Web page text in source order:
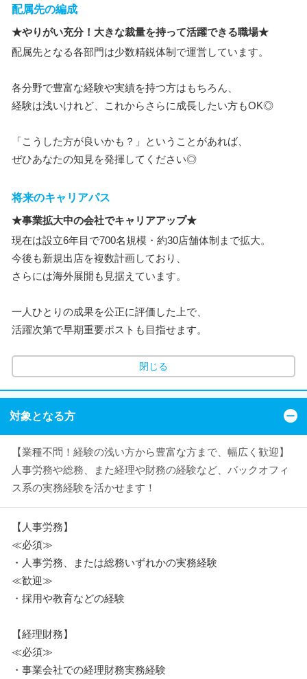
配属先の編成
★やりがい充分！大きな裁量を持って活躍できる職場★
配属先となる各部門は少数精鋭体制で運営しています。
各分野で豊富な経験や実績を持つ方はもちろん、
経験は浅いけれど、これからさらに成長したい方もOK◎
「こうした方が良いかも？」ということがあれば、
ぜひあなたの知見を発揮してください◎
将来のキャリアパス
★事業拡大中の会社でキャリアアップ★
現在は設立6年目で700名規模・約30店舗体制まで拡大。
今後も新規出店を複数計画しており、
さらには海外展開も見据えています。
一人ひとりの成果を公正に評価した上で、
活躍次第で早期重要ポストも目指せます。
閉じる
対象となる方
【業種不問！経験の浅い方から豊富な方まで、幅広く歓迎】
人事労務や総務、また経理や財務の経験など、バックオフィ
ス系の実務経験を活かせます！
【人事労務】
≪必須≫
・人事労務、または総務いずれかの実務経験
≪歓迎≫
・採用や教育などの経験
【経理財務】
≪必須≫
・事業会社での経理財務実務経験